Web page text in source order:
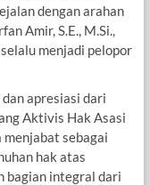
dengan arahan
Amir, S.E., M.Si.,
menjadi pelopor
apresiasi dari
Aktivis Hak Asasi
sebagai
hak atas
bagian integral dari